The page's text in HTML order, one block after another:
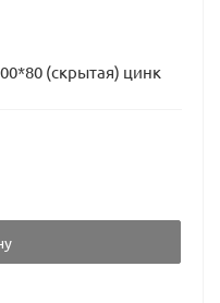
(скрытая) цинк